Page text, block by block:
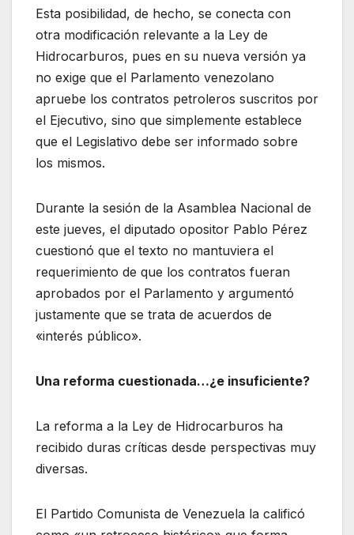
Esta posibilidad, de hecho, se conecta con
otra modificación relevante a la Ley de
Hidrocarburos, pues en su nueva versión ya
no exige que el Parlamento venezolano
apruebe los contratos petroleros suscritos por
el Ejecutivo, sino que simplemente establece
que el Legislativo debe ser informado sobre
los mismos.
Durante la sesión de la Asamblea Nacional de
este jueves, el diputado opositor Pablo Pérez
cuestionó que el texto no mantuviera el
requerimiento de que los contratos fueran
aprobados por el Parlamento y argumentó
justamente que se trata de acuerdos de
«interés público».
Una reforma cuestionada…¿e insuficiente?
La reforma a la Ley de Hidrocarburos ha
recibido duras críticas desde perspectivas muy
diversas.
El Partido Comunista de Venezuela la calificó